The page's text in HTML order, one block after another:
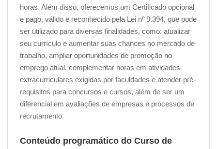
horas. Além disso, oferecemos um Certificado opcional
e pago, válido e reconhecido pela Lei nº 9.394, que pode
ser utilizado para diversas finalidades, como: atualizar
seu currículo e aumentar suas chances no mercado de
trabalho, ampliar oportunidades de promoção no
emprego atual, complementar horas em atividades
extracurriculares exigidas por faculdades e atender pré-
requisitos para concursos e cursos, além de ser um
diferencial em avaliações de empresas e processos de
recrutamento.
Conteúdo programático do Curso de